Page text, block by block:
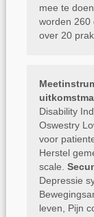
mee te
worden 260
over 20
Disability
Oswestry
voor
Herstel
scale.
Depressie
leven, Pijn